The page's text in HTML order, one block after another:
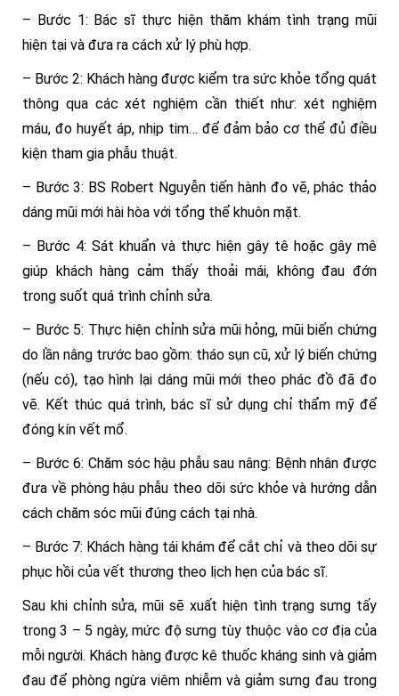
– Bước 1: Bác sĩ thực hiện thăm khám tình trạng mũi
hiện tại và đưa ra cách xử lý phù hợp.
– Bước 2: Khách hàng được kiểm tra sức khỏe tổng quát
thông qua các xét nghiệm cần thiết như: xét nghiệm
máu, đo huyết áp, nhịp tim… để đảm bảo cơ thể đủ điều
kiện tham gia phẫu thuật.
– Bước 3: BS Robert Nguyễn tiến hành đo vẽ, phác thảo
dáng mũi mới hài hòa với tổng thể khuôn mặt.
– Bước 4: Sát khuẩn và thực hiện gây tê hoặc gây mê
giúp khách hàng cảm thấy thoải mái, không đau đớn
trong suốt quá trình chỉnh sửa.
– Bước 5: Thực hiện chỉnh sửa mũi hỏng, mũi biến chứng
do lần nâng trước bao gồm: tháo sụn cũ, xử lý biến chứng
(nếu có), tạo hình lại dáng mũi mới theo phác đồ đã đo
vẽ. Kết thúc quá trình, bác sĩ sử dụng chỉ thẩm mỹ để
đóng kín vết mổ.
– Bước 6: Chăm sóc hậu phẫu sau nâng: Bệnh nhân được
đưa về phòng hậu phẫu theo dõi sức khỏe và hướng dẫn
cách chăm sóc mũi đúng cách tại nhà.
– Bước 7: Khách hàng tái khám để cắt chỉ và theo dõi sự
phục hồi của vết thương theo lịch hẹn của bác sĩ.
Sau khi chỉnh sửa, mũi sẽ xuất hiện tình trạng sưng tấy
trong 3 – 5 ngày, mức độ sưng tùy thuộc vào cơ địa của
mỗi người. Khách hàng được kê thuốc kháng sinh và giảm
đau để phòng ngừa viêm nhiễm và giảm sưng đau trong